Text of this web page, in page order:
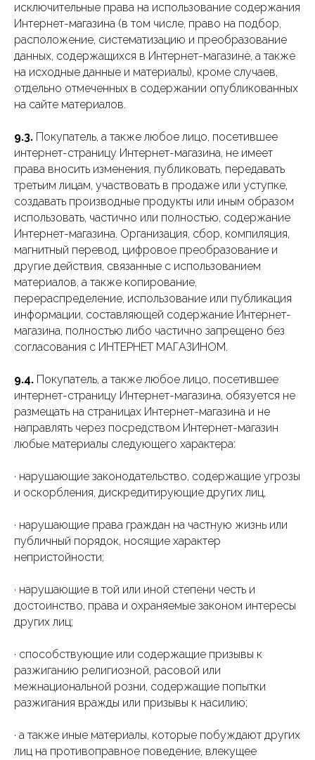
исключительные права на использование содержания
Интернет-магазина (в том числе, право на подбор,
расположение, систематизацию и преобразование
данных, содержащихся в Интернет-магазине, а также
на исходные данные и материалы), кроме случаев,
отдельно отмеченных в содержании опубликованных
на сайте материалов.
9.3. Покупатель, а также любое лицо, посетившее
интернет-страницу Интернет-магазина, не имеет
права вносить изменения, публиковать, передавать
третьим лицам, участвовать в продаже или уступке,
создавать производные продукты или иным образом
использовать, частично или полностью, содержание
Интернет-магазина. Организация, сбор, компиляция,
магнитный перевод, цифровое преобразование и
другие действия, связанные с использованием
материалов, а также копирование,
перераспределение, использование или публикация
информации, составляющей содержание Интернет-
магазина, полностью либо частично запрещено без
согласования с ИНТЕРНЕТ МАГАЗИНОМ.
9.4. Покупатель, а также любое лицо, посетившее
интернет-страницу Интернет-магазина, обязуется не
размещать на страницах Интернет-магазина и не
направлять через посредством Интернет-магазин
любые материалы следующего характера:
· нарушающие законодательство, содержащие угрозы
и оскорбления, дискредитирующие других лиц,
· нарушающие права граждан на частную жизнь или
публичный порядок, носящие характер
непристойности;
· нарушающие в той или иной степени честь и
достоинство, права и охраняемые законом интересы
других лиц;
· способствующие или содержащие призывы к
разжиганию религиозной, расовой или
межнациональной розни, содержащие попытки
разжигания вражды или призывы к насилию;
· а также иные материалы, которые побуждают других
лиц на противоправное поведение, влекущее